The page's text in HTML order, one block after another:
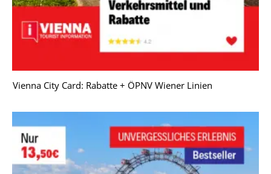
Vienna City Card: Rabatte + ÖPNV Wiener Linien